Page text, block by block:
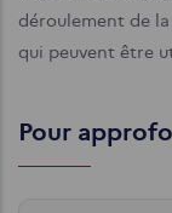
déroulement de la
qui peuvent être
Pour